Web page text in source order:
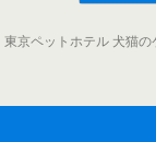
東京ペットホテル 犬猫